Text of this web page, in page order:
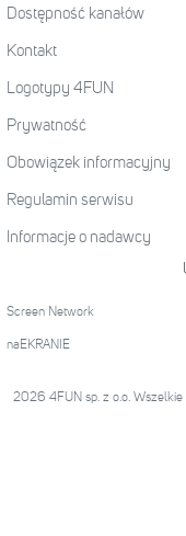
Dostępność kanałów
Kontakt
Logotypy 4FUN
Prywatność
Obowiązek informacyjny
Regulamin serwisu
Informacje o nadawcy
Screen Network
naEKRANIE
2026 4FUN sp. z o.o. Wszelkie